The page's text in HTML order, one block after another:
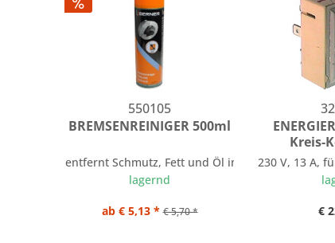
550105
BREMSENREINIGER 500ml
entfernt Schmutz, Fett und Öl in Sekunden
lagernd
ab € 5,13 * € 5,70 *
Kreis-
230 V, 13 A,
€